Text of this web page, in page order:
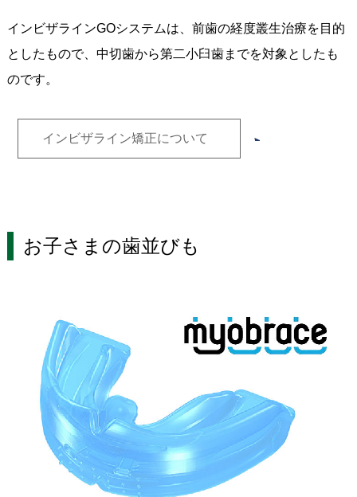
インビザラインGOシステムは、前歯の経度叢生治療を目的
としたもので、中切歯から第二小臼歯までを対象としたも
のです。
インビザライン矯正について
お子さまの歯並びも